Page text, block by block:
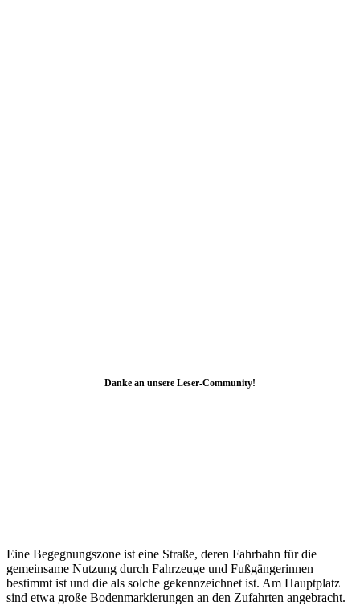
Danke an unsere Leser-Community!
Eine Begegnungszone ist eine Straße, deren Fahrbahn für die
gemeinsame Nutzung durch Fahrzeuge und Fußgängerinnen
bestimmt ist und die als solche gekennzeichnet ist. Am Hauptplatz
sind etwa große Bodenmarkierungen an den Zufahrten angebracht.